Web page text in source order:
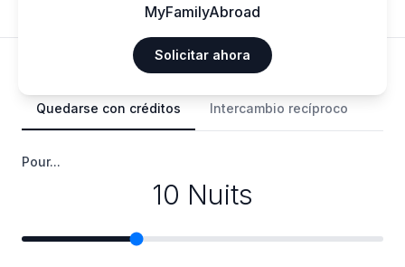
MyFamilyAbroad
Solicitar ahora
Me gustaría...
Quedarse con créditos Intercambio recíproco
Pour...
10 Nuits